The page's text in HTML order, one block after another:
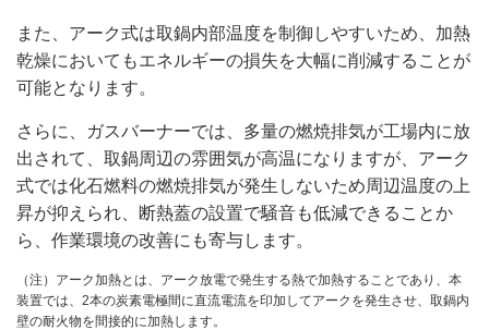
また、アーク式は取鍋内部温度を制御しやすいため、加熱
乾燥においてもエネルギーの損失を大幅に削減することが
可能となります。
さらに、ガスバーナーでは、多量の燃焼排気が工場内に放
出されて、取鍋周辺の雰囲気が高温になりますが、アーク
式では化石燃料の燃焼排気が発生しないため周辺温度の上
昇が抑えられ、断熱蓋の設置で騒音も低減できることか
ら、作業環境の改善にも寄与します。
（注）アーク加熱とは、アーク放電で発生する熱で加熱することであり、本
装置では、2本の炭素電極間に直流電流を印加してアークを発生させ、取鍋内
壁の耐火物を間接的に加熱します。